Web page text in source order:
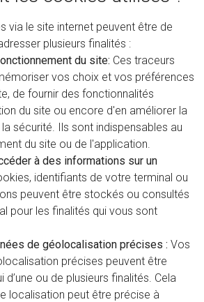
via le site internet peuvent être de
plusieurs finalités :
du site: Ces traceurs
vos choix et vos préférences
de fournir des fonctionnalités
du site ou encore d'en améliorer la
sécurité. Ils sont indispensables au
du site ou de l'application.
à des informations sur un
identifiants de votre terminal ou
peuvent être stockés ou consultés
pour les finalités qui vous sont
de géolocalisation précises : Vos
précises peuvent être
d’une ou de plusieurs finalités. Cela
localisation peut être précise à